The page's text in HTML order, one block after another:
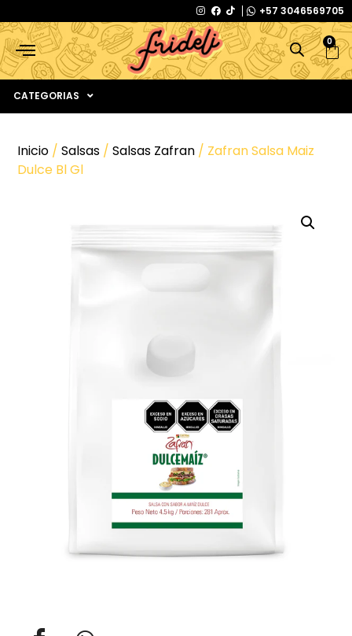
+57 3046569705
0
CATEGORIAS
Inicio /Salsas /Salsas Zafran / Zafran Salsa Maiz
Dulce Bl Gl